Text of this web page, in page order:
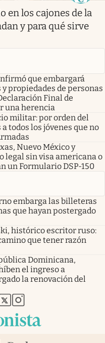
en los cajones de la
y para qué sirve
que embargará
propiedades de personas
Final de
una herencia
militar: por orden del
todos los jóvenes que no
Nuevo México y
legal sin visa americana o
un Formulario DSP-150
embarga las billeteras
que hayan postergado
histórico escritor ruso:
que tener razón
Dominicana,
el ingreso a
la renovación del
pestaña
nueva pestaña
en nueva pestaña
abre en nueva pestaña
abre en nueva pestaña